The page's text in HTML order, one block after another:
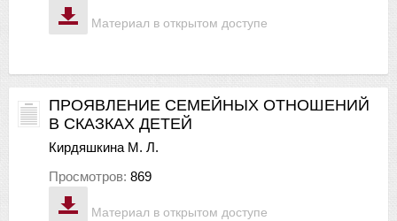
Материал в открытом доступе
Материал в открытом доступе
ПРОЯВЛЕНИЕ СЕМЕЙНЫХ ОТНОШЕНИЙ
В СКАЗКАХ ДЕТЕЙ
Кирдяшкина М. Л.
Просмотров: 869